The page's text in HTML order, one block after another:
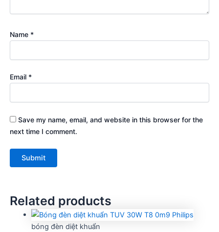
Name *
Email *
Save my name, email, and website in this browser for the
next time I comment.
Related products
bóng đèn diệt khuẩn